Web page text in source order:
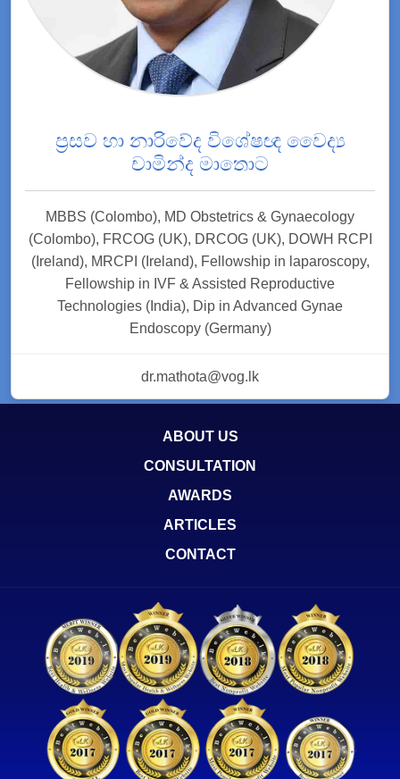
ප්‍රසව හා නාරිවේද විශේෂඥ වෛද්‍ය
චාමින්ද මාතොට
MBBS (Colombo), MD Obstetrics & Gynaecology
(Colombo), FRCOG (UK), DRCOG (UK), DOWH RCPI
(Ireland), MRCPI (Ireland), Fellowship in laparoscopy,
Fellowship in IVF & Assisted Reproductive
Technologies (India), Dip in Advanced Gynae
Endoscopy (Germany)
dr.mathota@vog.lk
ABOUT US
CONSULTATION
AWARDS
ARTICLES
CONTACT